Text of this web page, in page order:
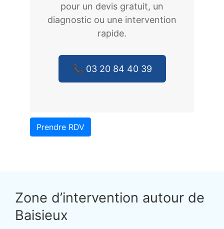
pour un devis gratuit, un
diagnostic ou une intervention
rapide.
📞 03 20 84 40 39
Prendre RDV
Zone d’intervention autour de
Baisieux